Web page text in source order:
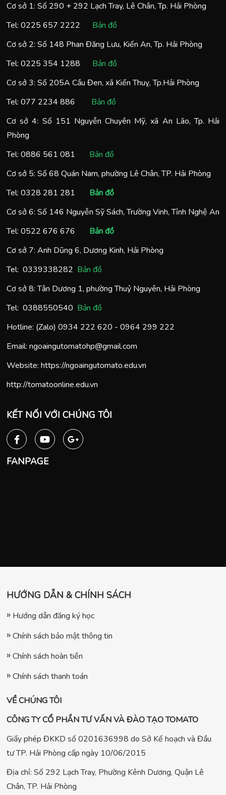
Cơ sở 1: Số 290 + 292 Lạch Tray, Lê Chân, Tp. Hải Phòng
Tel: 0225 657 2222
Bản đồ
Cơ sở 2: Số 148 Phan Đăng Lưu, Kiến An, Tp. Hải Phòng
Tel: 0225 354 1288
Bản đồ
Cơ sở 3: Số 205A Cầu Đen, xã Kiến Thuỵ, Tp.Hải Phòng
Tel: 077 2234 886
Bản đồ
Cơ sở 4: Số 151 Nguyễn Chuyên Mỹ, xã An Lão, Tp. Hải
Phòng
Tel: 0886 561 081
Bản đồ
Cơ sở 5: Số 68 Quán Nam, phường Lê Chân, TP. Hải Phòng
Tel: 0328 281 281
Bản đồ
Cơ sở 6: Số 146 Nguyễn Sỹ Sách, Trường Vinh, Tỉnh Nghệ An
Tel: 0522 676 676
Bản đồ
Cơ sở 7: Anh Dũng 6, Dương Kinh, Hải Phòng
Tel: 0339338282 Bản đồ
Cơ sở 8: Tân Dương 1, phường Thuỷ Nguyên, Hải Phòng
Tel: 0388550540 Bản đồ
Hotline: (Zalo) 0934 222 620 - 0964 299 222
Email: ngoaingutomatohp@gmail.com
Website: https://ngoaingutomato.edu.vn
http://tomatoonline.edu.vn
KẾT NỐI VỚI CHÚNG TÔI
FANPAGE
HƯỚNG DẪN & CHÍNH SÁCH
Hướng dẫn đăng ký học
Chính sách bảo mật thông tin
Chính sách hoàn tiền
Chính sách thanh toán
VỀ CHÚNG TÔI
CÔNG TY CỔ PHẦN TƯ VẤN VÀ ĐÀO TẠO TOMATO
Giấy phép ĐKKD số 0201636998 do Sở Kế hoạch và Đầu
tư TP. Hải Phòng cấp ngày 10/06/2015
Địa chỉ: Số 292 Lạch Tray, Phường Kênh Dương, Quận Lê
Chân, TP. Hải Phòng